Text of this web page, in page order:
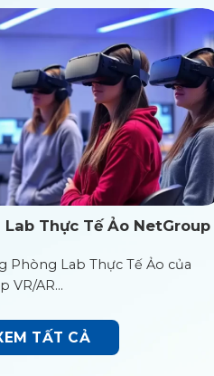
Thực Tế Ảo NetGroup
Phòng Lab Thực Tế Ảo của
VR/AR...
TẤT CẢ